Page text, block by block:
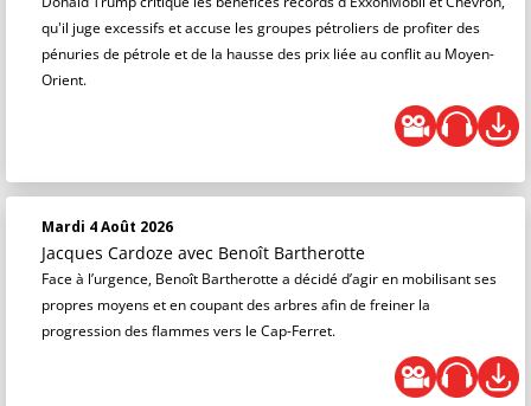
qu'il juge excessifs et accuse les groupes pétroliers de profiter des
pénuries de pétrole et de la hausse des prix liée au conflit au Moyen-
Orient.
Mardi 4 Août 2026
Jacques Cardoze avec Benoît Bartherotte
Face à l’urgence, Benoît Bartherotte a décidé d’agir en mobilisant ses
propres moyens et en coupant des arbres afin de freiner la
progression des flammes vers le Cap-Ferret.